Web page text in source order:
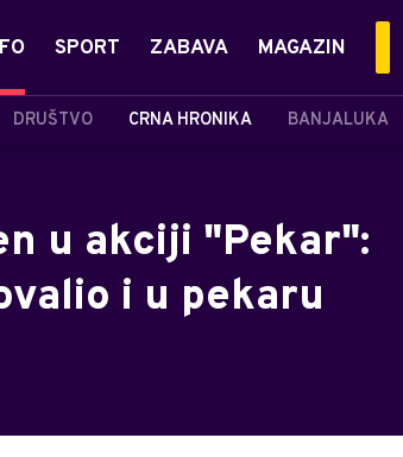
DRUŠTVO CRNA HRONIKA BANJALUKA
SPORT ZABAVA MAGAZIN
u akciji "Pekar":
i u pekaru